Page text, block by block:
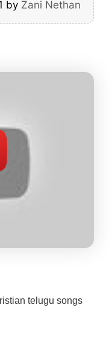
by Zani Nethan
telugu songs